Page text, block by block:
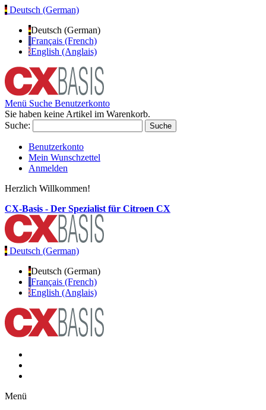
Deutsch (German)
Deutsch (German)
Français (French)
English (Anglais)
Menü Suche Benutzerkonto
Sie haben keine Artikel im Warenkorb.
Suche:
Suche
Benutzerkonto
Mein Wunschzettel
Anmelden
Herzlich Willkommen!
CX-Basis - Der Spezialist für Citroen CX
Deutsch (German)
Deutsch (German)
Français (French)
English (Anglais)
Menü